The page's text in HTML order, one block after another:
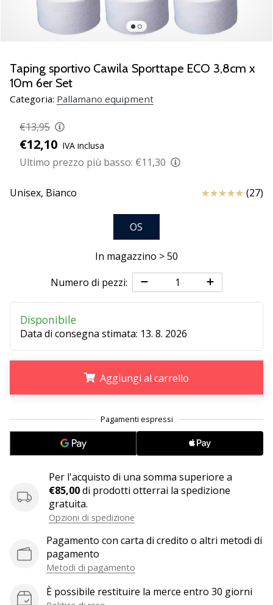
Scopri
da
pallamano
PUMA
Accelerate
SQD
5!
Conosci
tecnici
25. 11. 2024
Tempo di lettura: 1 min.
Diventa
ambassador
Anche
sei
fanatico
dell'handball
Unisciti
a
noi
Brand
Taping sportivo Cawila Sporttape ECO 3,8cm x
10m 6er Set
Categoria: Pallamano equipment
€13,95
€12,10 IVA inclusa
Ultimo prezzo più basso: €11,30
Unisex, Bianco Recensioni(27)
OS
In magazzino > 50
Numero di pezzi:
Disponibile
Data di consegna stimata: 13. 8. 2026
Aggiungi al carrello
Per l'acquisto di una somma superiore a
€85,00di prodotti otterrai la spedizione
gratuita.
Opzioni di spedizione
Pagamento con carta di credito o altri metodi di
pagamento
Metodi di pagamento
È possibile restituire la merce entro 30 giorni